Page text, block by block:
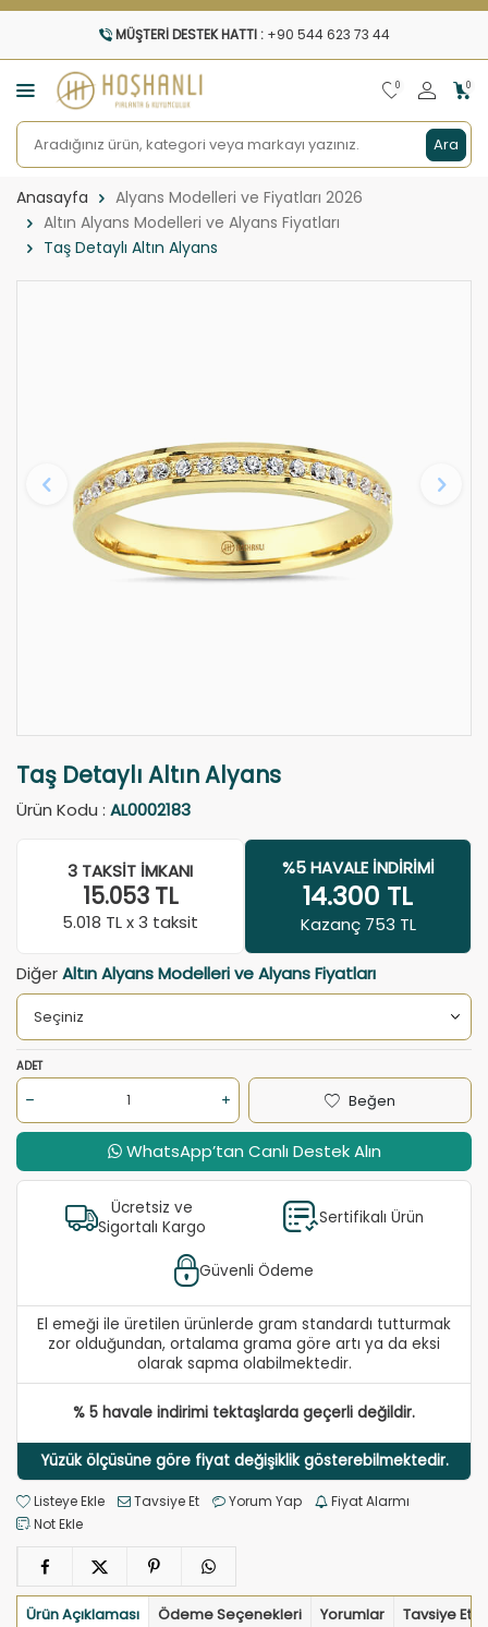
MÜŞTERI DESTEK HATTI : +90 544 623 73 44
Ara
0 0
Anasayfa
Alyans Modelleri ve Fiyatları 2026
Altın Alyans Modelleri ve Alyans Fiyatları
Taş Detaylı Altın Alyans
Taş Detaylı Altın Alyans
Ürün Kodu : AL0002183
3 TAKSIT İMKANI
15.053TL
5.018 TL x 3 taksit
%5 HAVALE İNDIRIMI
14.300 TL
Kazanç 753 TL
DiğerAltın Alyans Modelleri ve Alyans Fiyatları
ADET
Beğen
WhatsApp’tan Canlı Destek Alın
Ücretsiz ve
Sigortalı Kargo
Sertifikalı Ürün
Güvenli Ödeme
El emeği ile üretilen ürünlerde gram standardı tutturmak
zor olduğundan, ortalama grama göre artı ya da eksi
olarak sapma olabilmektedir.
% 5 havale indirimi tektaşlarda geçerli değildir.
Yüzük ölçüsüne göre fiyat değişiklik gösterebilmektedir.
Listeye Ekle Tavsiye Et Yorum Yap
Fiyat Alarmı
Not Ekle
Ürün Açıklaması Ödeme Seçenekleri Yorumlar Tavsiye Et